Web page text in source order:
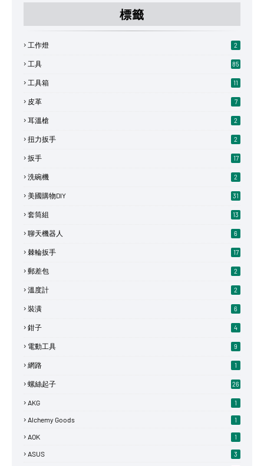
標籤
工作燈 2
工具 85
工具箱 11
皮革 7
耳溫槍 2
扭力扳手 2
扳手 17
洗碗機 2
美國購物DIY 31
套筒組 13
聊天機器人 6
棘輪扳手 17
郵差包 2
溫度計 2
裝潢 6
鉗子 4
電動工具 9
網路 1
螺絲起子 26
AKG 1
Alchemy Goods 1
AOK 1
ASUS 3